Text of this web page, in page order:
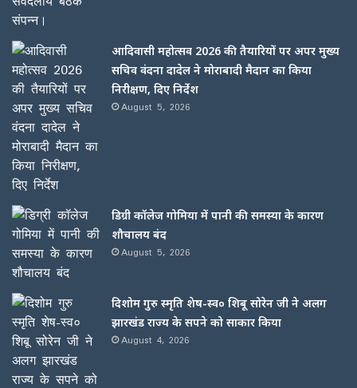
आदिवासी महोत्सव 2026 की तैयारियों पर अपर मुख्य
सचिव वंदना दादेल ने मोराबादी मैदान का किया
निरीक्षण, दिए निर्देश
August 5, 2026
डिग्री कॉलेज गोमिया में पानी की समस्या के कारण
शौचालय बंद
August 5, 2026
दिशोम गुरु स्मृति शेष-स्व० शिबू सोरेन जी ने अलग
झारखंड राज्य के सपने को साकार किया
August 4, 2026